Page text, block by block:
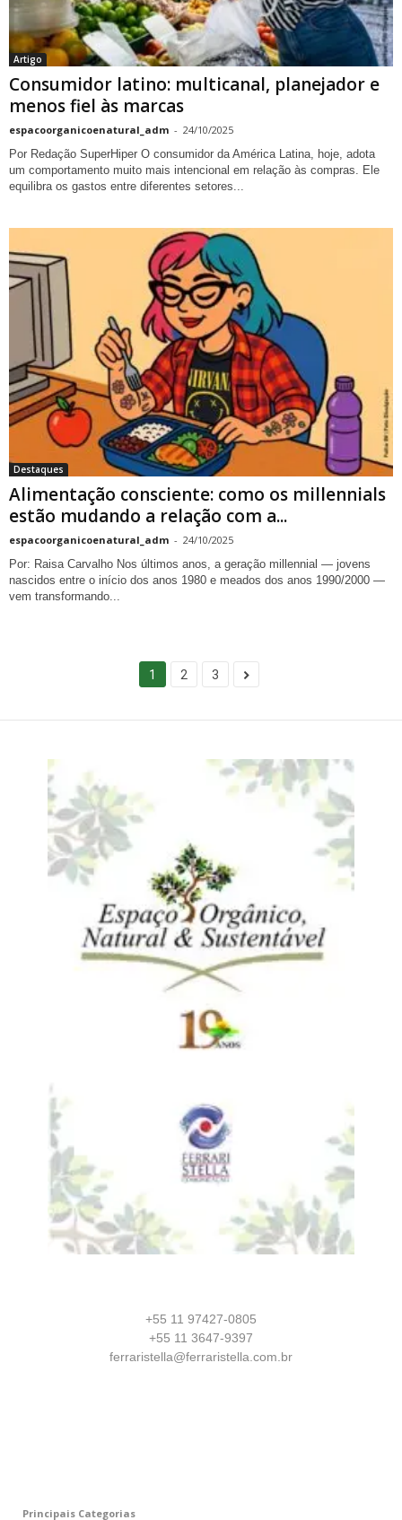
Artigo
Consumidor latino: multicanal, planejador e
menos fiel às marcas
espacoorganicoenatural_adm - 24/10/2025
Por Redação SuperHiper O consumidor da América Latina, hoje, adota
um comportamento muito mais intencional em relação às compras. Ele
equilibra os gastos entre diferentes setores...
Destaques
Alimentação consciente: como os millennials
estão mudando a relação com a...
espacoorganicoenatural_adm - 24/10/2025
Por: Raisa Carvalho Nos últimos anos, a geração millennial — jovens
nascidos entre o início dos anos 1980 e meados dos anos 1990/2000 —
vem transformando...
1 2 3
+55 11 97427-0805
+55 11 3647-9397
ferraristella@ferraristella.com.br
Principais Categorias